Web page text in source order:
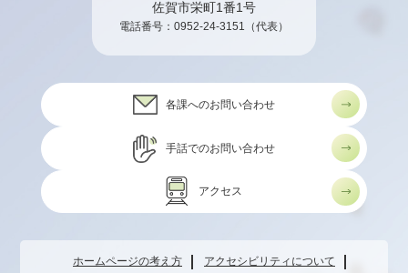
佐賀市栄町1番1号
電話番号： 0952-24-3151 （代表）
各課へのお問い合わせ
手話でのお問い合わせ
アクセス
ホームページの考え方 アクセシビリティについて